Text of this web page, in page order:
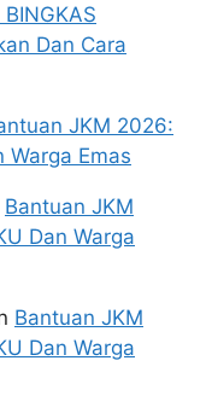
Dan Cara
JKM 2026:
Warga Emas
Bantuan JKM
Dan Warga
Bantuan JKM
Dan Warga